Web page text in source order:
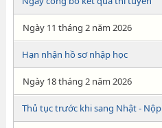
Ngày 11 tháng 2 năm 2026
Hạn nhận hồ sơ nhập học
Ngày 18 tháng 2 năm 2026
Thủ tục trước khi sang Nhật -